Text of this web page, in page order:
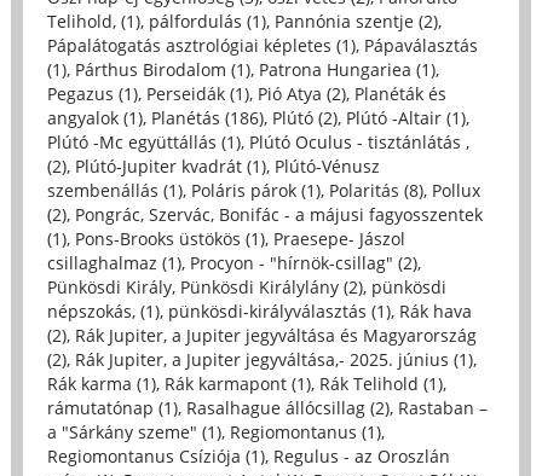
Telihold, (1), pálfordulás (1), Pannónia szentje (2),
Pápalátogatás asztrológiai képletes (1), Pápaválasztás
(1), Párthus Birodalom (1), Patrona Hungariea (1),
Pegazus (1), Perseidák (1), Pió Atya (2), Planéták és
angyalok (1), Planétás (186), Plútó (2), Plútó -Altair (1),
Plútó -Mc együttállás (1), Plútó Oculus - tisztánlátás ,
(2), Plútó-Jupiter kvadrát (1), Plútó-Vénusz
szembenállás (1), Poláris párok (1), Polaritás (8), Pollux
(2), Pongrác, Szervác, Bonifác - a májusi fagyosszentek
(1), Pons-Brooks üstökös (1), Praesepe- Jászol
csillaghalmaz (1), Procyon - "hírnök-csillag" (2),
Pünkösdi Király, Pünkösdi Királylány (2), pünkösdi
népszokás, (1), pünkösdi-királyválasztás (1), Rák hava
(2), Rák Jupiter, a Jupiter jegyváltása és Magyarország
(2), Rák Jupiter, a Jupiter jegyváltása,- 2025. június (1),
Rák karma (1), Rák karmapont (1), Rák Telihold (1),
rámutatónap (1), Rasalhague állócsillag (2), Rastaban –
a "Sárkány szeme" (1), Regiomontanus (1),
Regiomontanus Csíziója (1), Regulus - az Oroszlán